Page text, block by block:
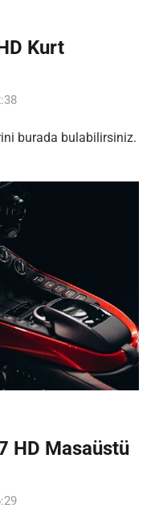
Kurt
burada bulabilirsiniz.
HD Masaüstü